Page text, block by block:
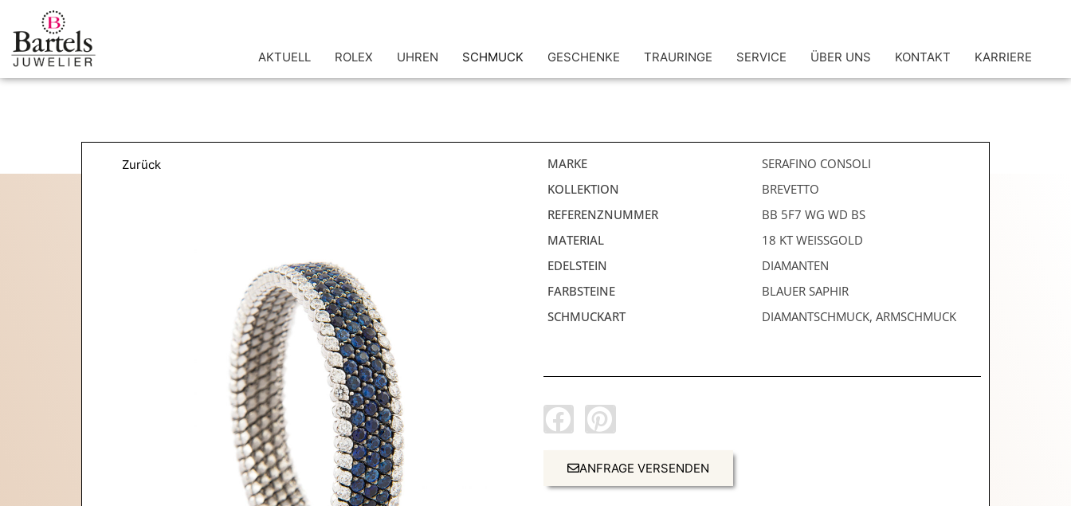
Inhalt
springen
AKTUELL ROLEX UHREN SCHMUCK GESCHENKE TRAURINGE SERVICE ÜBER UNS KONTAKT KARRIERE
Zurück MARKE
SERAFINO CONSOLI
KOLLEKTION
BREVETTO
REFERENZNUMMER
BB 5F7 WG WD BS
MATERIAL
18 KT WEISSGOLD
EDELSTEIN
DIAMANTEN
FARBSTEINE
BLAUER SAPHIR
SCHMUCKART
DIAMANTSCHMUCK, ARMSCHMUCK
ANFRAGE VERSENDEN